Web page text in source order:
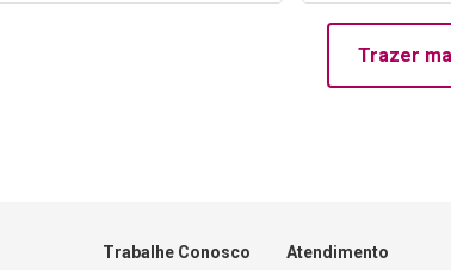
Trazer
Trabalhe Conosco Atendimento